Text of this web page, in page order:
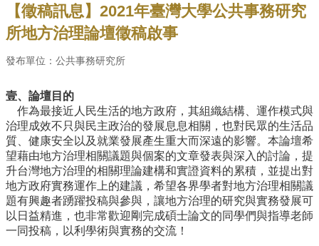
站
導
覽
English
事
所
簡
介
公
事
所
成
員
【徵稿訊息】2021年臺灣大學公共事務研究
所地方治理論壇徵稿啟事
發布單位：公共事務研究所
壹、論壇目的
作為最接近人民生活的地方政府，其組織結構、運作模式與
治理成效不只與民主政治的發展息息相關，也對民眾的生活品
質、健康安全以及就業發展產生重大而深遠的影響。本論壇希
望藉由地方治理相關議題與個案的文章發表與深入的討論，提
升台灣地方治理的相關理論建構和實證資料的累積，並提出對
地方政府實務運作上的建議，希望各界學者對地方治理相關議
題有興趣者踴躍投稿與參與，讓地方治理的研究與實務發展可
以日益精進，也非常歡迎剛完成碩士論文的同學們與指導老師
一同投稿，以利學術與實務的交流！